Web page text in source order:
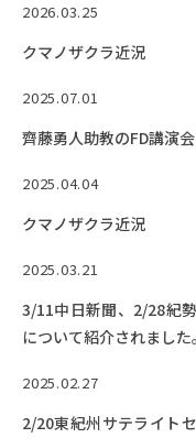
2026.03.25
クマノザクラ近況
2025.07.01
齊藤勇人助教のFD講演会
2025.04.04
クマノザクラ近況
2025.03.21
3/11中日新聞、2/28紀
について紹介されました。
2025.02.27
2/20東紀州サテライト